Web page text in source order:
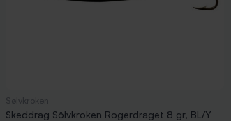
Skeddrag Sölvkroken Rogerdraget 8 gr, BL/Y